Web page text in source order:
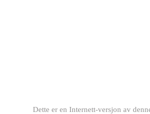
Dette er en Internett-versjon av